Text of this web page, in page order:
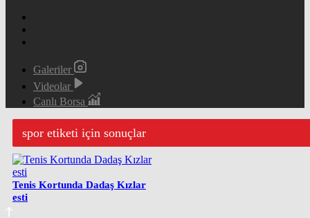
Galeriler
Videolar
Canlı Borsa
spor etiketi için sonuçlar
Tenis Kortunda Dadaş Kızlar
esti